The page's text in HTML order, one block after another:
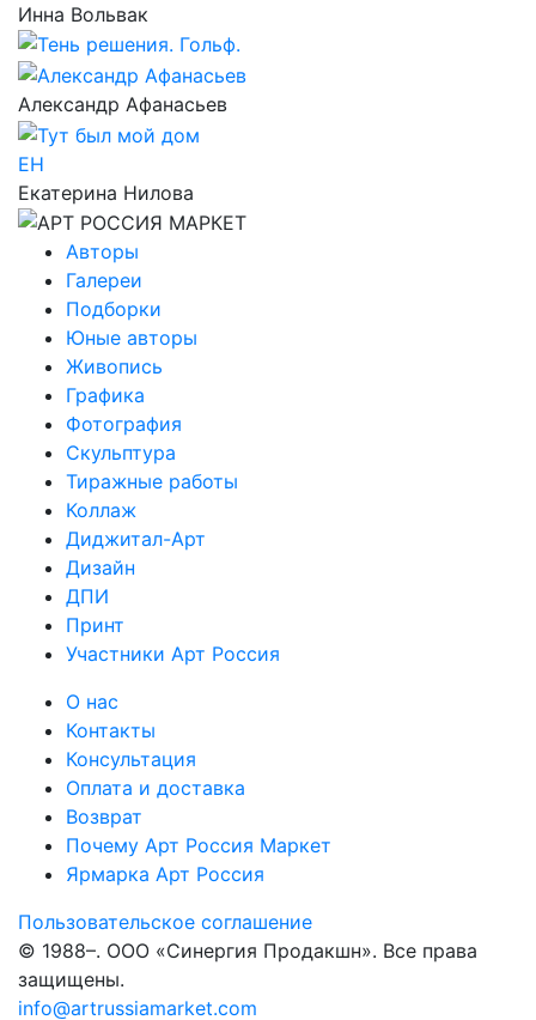
Инна Вольвак
Александр Афанасьев
ЕН
Екатерина Нилова
Авторы
Галереи
Подборки
Юные авторы
Живопись
Графика
Фотография
Скульптура
Тиражные работы
Коллаж
Диджитал-Арт
Дизайн
ДПИ
Принт
Участники Арт Россия
О нас
Контакты
Консультация
Оплата и доставка
Возврат
Почему Арт Россия Маркет
Ярмарка Арт Россия
Пользовательское соглашение
© 1988–. ООО «Синергия Продакшн». Все права
защищены.
info@artrussiamarket.com